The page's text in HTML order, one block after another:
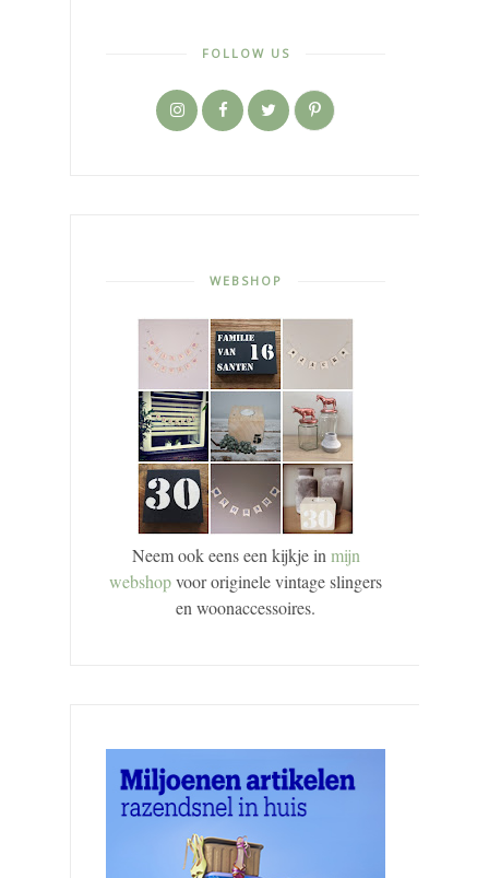
FOLLOW US
WEBSHOP
Neem ook eens een kijkje inmijn
webshopvoor originele vintage slingers
en woonaccessoires.